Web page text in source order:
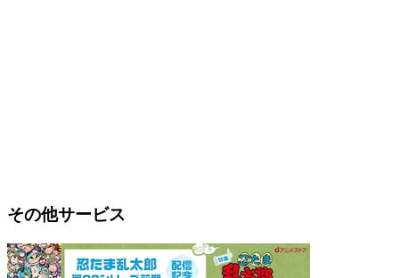
その他サービス